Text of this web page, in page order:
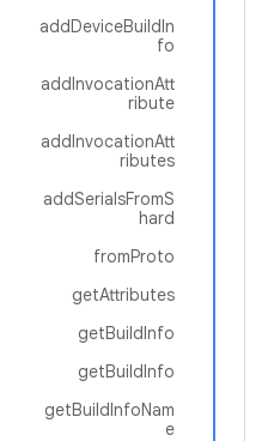
addDeviceBuildIn
fo
addInvocationAtt
ribute
addInvocationAtt
ributes
addSerialsFromS
hard
fromProto
getAttributes
getBuildInfo
getBuildInfo
getBuildInfoNam
e